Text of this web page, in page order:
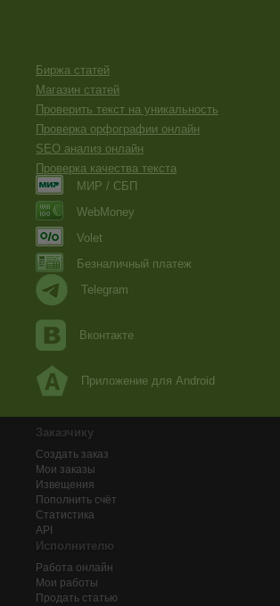
Биржа статей
Магазин статей
Проверить текст на уникальность
Проверка орфографии онлайн
SEO анализ онлайн
Проверка качества текста
МИР / СБП
WebMoney
Volet
Безналичный платеж
Telegram
Вконтакте
Приложение для Android
Заказчику
Создать заказ
Мои заказы
Извещения
Пополнить счёт
Статистика
API
Исполнителю
Работа онлайн
Мои работы
Продать статью